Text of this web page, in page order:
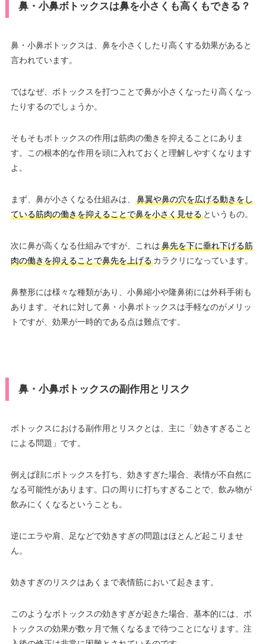
鼻・小鼻ボトックスは鼻を小さくも高くもできる？
鼻・小鼻ボトックスは、鼻を小さくしたり高くする効果があると
言われています。
ではなぜ、ボトックスを打つことで鼻が小さくなったり高くなっ
たりするのでしょうか。
そもそもボトックスの作用は筋肉の働きを抑えることにありま
す。この根本的な作用を頭に入れておくと理解しやすくなります
よ。
まず、鼻が小さくなる仕組みは、
鼻翼や鼻の穴を広げる動きをし
ている筋肉の働きを抑えることで鼻を小さく見せるというもの。
次に鼻が高くなる仕組みですが、これは鼻先を下に垂れ下げる筋
肉の働きを抑えることで鼻先を上げるカラクリになっています。
鼻整形には様々な種類があり、小鼻縮小や隆鼻術には外科手術も
あります。それに対して鼻・小鼻ボトックスは手軽なのがメリッ
トですが、効果が一時的である点は難点です。
鼻・小鼻ボトックスの副作用とリスク
ボトックスにおける副作用とリスクとは、主に「効きすぎること
による問題」です。
例えば顔にボトックスを打ち、効きすぎた場合、表情が不自然に
なる可能性があります。口の周りに打ちすぎることで、飲み物が
飲みにくくなるということも。
逆にエラや肩、足などで効きすぎの問題はほとんど起こりませ
ん。
効きすぎのリスクはあくまで表情筋において起きます。
このようなボトックスの効きすぎが起きた場合、基本的には、ボ
トックスの効果が数ヶ月で無くなるまで待つことになります。注